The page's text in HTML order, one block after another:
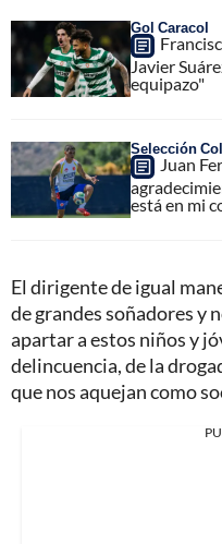
Gol Caracol
Javier
equipazo"
Selección
Juan
está en mi
El dirigente de igual
de grandes soñadores y
apartar a estos niños y
delincuencia, de la
que nos aquejan como